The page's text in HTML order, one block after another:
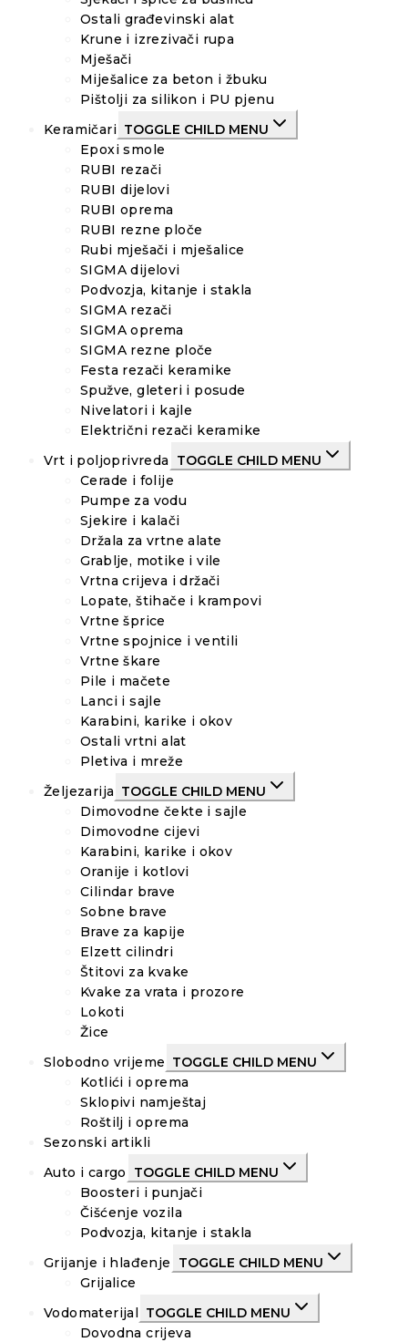
Ostali građevinski alat
Krune i izrezivači rupa
Mješači
Miješalice za beton i žbuku
Pištolji za silikon i PU pjenu
Keramičari TOGGLE CHILD MENU
Epoxi smole
RUBI rezači
RUBI dijelovi
RUBI oprema
RUBI rezne ploče
Rubi mješači i mješalice
SIGMA dijelovi
Podvozja, kitanje i stakla
SIGMA rezači
SIGMA oprema
SIGMA rezne ploče
Festa rezači keramike
Spužve, gleteri i posude
Nivelatori i kajle
Električni rezači keramike
Vrt i poljoprivreda
TOGGLE CHILD MENU
Cerade i folije
Pumpe za vodu
Sjekire i kalači
Držala za vrtne alate
Grablje, motike i vile
Vrtna crijeva i držači
Lopate, štihače i krampovi
Vrtne šprice
Vrtne spojnice i ventili
Vrtne škare
Pile i mačete
Lanci i sajle
Karabini, karike i okov
Ostali vrtni alat
Pletiva i mreže
Željezarija TOGGLE CHILD MENU
Dimovodne čekte i sajle
Dimovodne cijevi
Karabini, karike i okov
Oranije i kotlovi
Cilindar brave
Sobne brave
Brave za kapije
Elzett cilindri
Štitovi za kvake
Kvake za vrata i prozore
Lokoti
Žice
Slobodno vrijeme TOGGLE CHILD MENU
Kotlići i oprema
Sklopivi namještaj
Roštilj i oprema
Sezonski artikli
Auto i cargo
TOGGLE CHILD MENU
Boosteri i punjači
Čišćenje vozila
Podvozja, kitanje i stakla
Grijanje i hlađenje
TOGGLE CHILD MENU
Grijalice
Vodomaterijal
TOGGLE CHILD MENU
Dovodna crijeva